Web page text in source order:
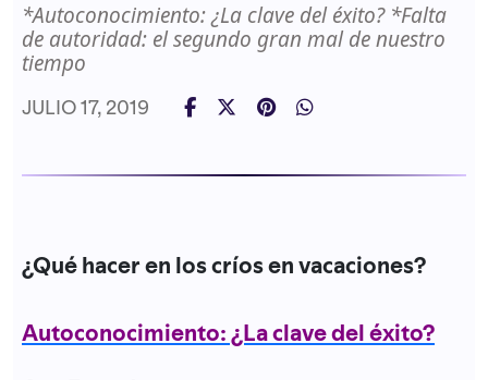
*Autoconocimiento: ¿La clave del éxito? *Falta
de autoridad: el segundo gran mal de nuestro
tiempo
JULIO 17, 2019
¿Qué hacer en los críos en vacaciones?
Autoconocimiento: ¿La clave del éxito?